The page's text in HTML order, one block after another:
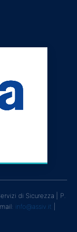
di Sicurezza | P.
info@assiv.it